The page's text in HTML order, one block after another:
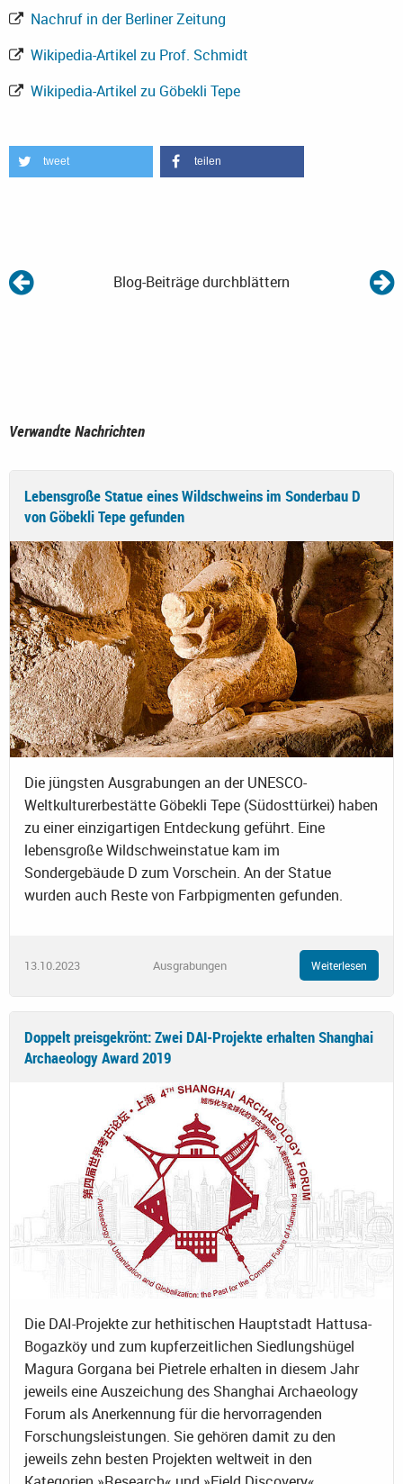
Nachruf in der Berliner Zeitung
Wikipedia-Artikel zu Prof. Schmidt
Wikipedia-Artikel zu Göbekli Tepe
tweet teilen
Blog-Beiträge durchblättern
Verwandte Nachrichten
Lebensgroße Statue eines Wildschweins im Sonderbau D
von Göbekli Tepe gefunden
Die jüngsten Ausgrabungen an der UNESCO-
Weltkulturerbestätte Göbekli Tepe (Südosttürkei) haben
zu einer einzigartigen Entdeckung geführt. Eine
lebensgroße Wildschweinstatue kam im
Sondergebäude D zum Vorschein. An der Statue
wurden auch Reste von Farbpigmenten gefunden.
13.10.2023 Ausgrabungen Weiterlesen
Doppelt preisgekrönt: Zwei DAI-Projekte erhalten Shanghai
Archaeology Award 2019
Die DAI-Projekte zur hethitischen Hauptstadt Hattusa-
Bogazköy und zum kupferzeitlichen Siedlungshügel
Magura Gorgana bei Pietrele erhalten in diesem Jahr
jeweils eine Auszeichung des Shanghai Archaeology
Forum als Anerkennung für die hervorragenden
Forschungsleistungen. Sie gehören damit zu den
jeweils zehn besten Projekten weltweit in den